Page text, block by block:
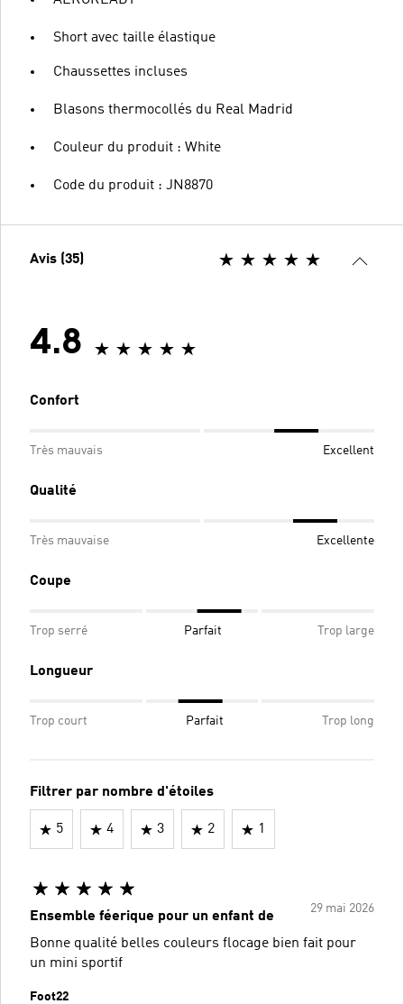
Short avec taille élastique
Chaussettes incluses
Blasons thermocollés du Real Madrid
Couleur du produit : White
Code du produit : JN8870
Avis (35)
4.8
Confort
Très mauvais Excellent
Qualité
Très mauvaise Excellente
Coupe
Trop serré Parfait Trop large
Longueur
Trop court Parfait Trop long
Filtrer par nombre d'étoiles
5 4 3 2 1
29 mai 2026
Ensemble féerique pour un enfant de
Bonne qualité belles couleurs flocage bien fait pour
un mini sportif
Foot22